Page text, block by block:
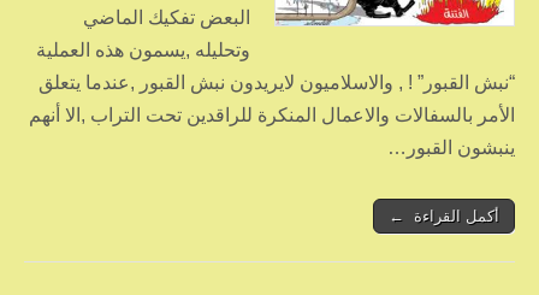
البعض تفكيك الماضي
وتحليله ,يسمون هذه العملية
“نبش القبور” ! , والاسلاميون لايريدون نبش القبور ,عندما يتعلق
الأمر بالسفالات والاعمال المنكرة للراقدين تحت التراب ,الا أنهم
ينبشون القبور…
أكمل القراءة ←